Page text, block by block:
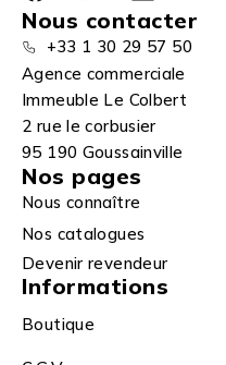
Nous contacter
+33 1 30 29 57 50
Agence commerciale
Immeuble Le Colbert
2 rue le corbusier
95 190 Goussainville
Nos pages
Nous connaître
Nos catalogues
Devenir revendeur
Informations
Boutique